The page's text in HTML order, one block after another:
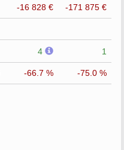
-16 828 € -171 875 €
4 1
-66.7 %
-75.0 %